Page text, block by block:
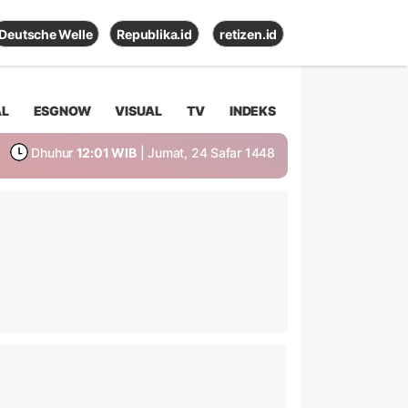
Deutsche Welle Republika.id retizen.id
ESGNOW VISUAL TV INDEKS
Dhuhur 12:01 WIB | Jumat, 24 Safar 1448